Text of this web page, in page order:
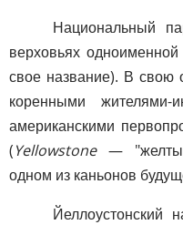
Национальный
верховьях
свое название). В свою
коренными
американскими
(Yellowstone— "желтый
одном из каньонов
Йеллоустонский